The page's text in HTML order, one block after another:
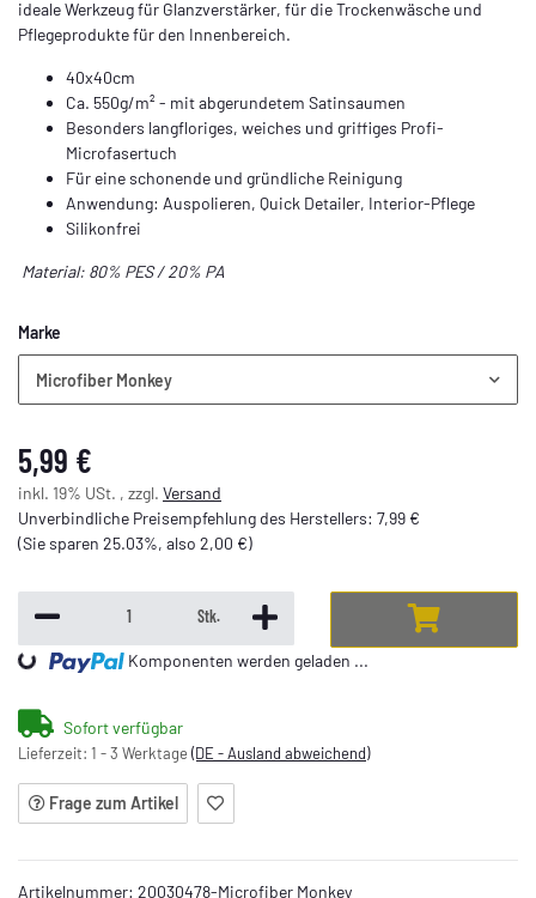
ideale Werkzeug für Glanzverstärker, für die Trockenwäsche und
Pflegeprodukte für den Innenbereich.
40x40cm
Ca. 550g/m² - mit abgerundetem Satinsaumen
Besonders langfloriges, weiches und griffiges Profi-
Microfasertuch
Für eine schonende und gründliche Reinigung
Anwendung: Auspolieren, Quick Detailer, Interior-Pflege
Silikonfrei
Material: 80% PES / 20% PA
Marke
Microfiber Monkey
5,99 €
inkl. 19% USt. , zzgl. Versand
Unverbindliche Preisempfehlung des Herstellers: 7,99 €
(Sie sparen 25.03%, also 2,00 €)
Stk.
Loading... Komponenten werden geladen ...
Sofort verfügbar
Lieferzeit: 1 - 3 Werktage (DE - Ausland abweichend)
Frage zum Artikel
Artikelnummer: 20030478-Microfiber Monkey